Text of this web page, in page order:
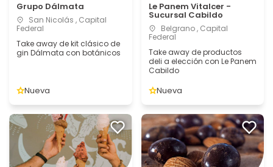
Grupo Dálmata
San Nicolás , Capital
Federal
Take away de kit clásico de
gin Dálmata con botánicos
Nueva
Le Panem Vitalcer -
Sucursal Cabildo
Belgrano , Capital
Federal
Take away de productos
deli a elección con Le Panem
Cabildo
Nueva